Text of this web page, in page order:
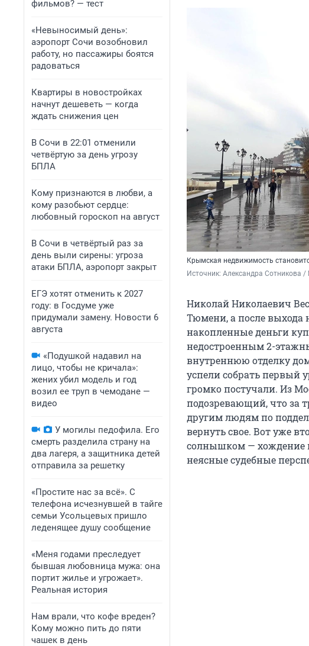
фильмов? — тест
«Невыносимый день»:
аэропорт Сочи возобновил
работу, но пассажиры боятся
радоваться
Квартиры в новостройках
начнут дешеветь — когда
ждать снижения цен
В Сочи в 22:01 отменили
четвёртую за день угрозу
БПЛА
Кому признаются в любви, а
кому разобьют сердце:
любовный гороскоп на август
В Сочи в четвёртый раз за
день выли сирены: угроза
атаки БПЛА, аэропорт закрыт
ЕГЭ хотят отменить к 2027
году: в Госдуме уже
придумали замену. Новости 6
августа
«Подушкой надавил на
лицо, чтобы не кричала»:
жених убил модель и год
возил ее труп в чемодане —
видео
У могилы педофила. Его
смерть разделила страну на
два лагеря, а защитника детей
отправила за решетку
«Простите нас за всё». С
телефона исчезнувшей в тайге
семьи Усольцевых пришло
леденящее душу сообщение
«Меня годами преследует
бывшая любовница мужа: она
портит жилье и угрожает».
Реальная история
Нам врали, что кофе вреден?
Кому можно пить до пяти
чашек в день
Крымская недвижимость
Источник: Александра Сотникова /
Николай Николаевич
Тюмени, а после выхода
накопленные деньги
недостроенным 2-
внутреннюю отделку
успели собрать первый
громко постучали. Из
подозревающий, что за
другим людям по
вернуть свое. Вот уже
солнышком — хождение
неясные судебные